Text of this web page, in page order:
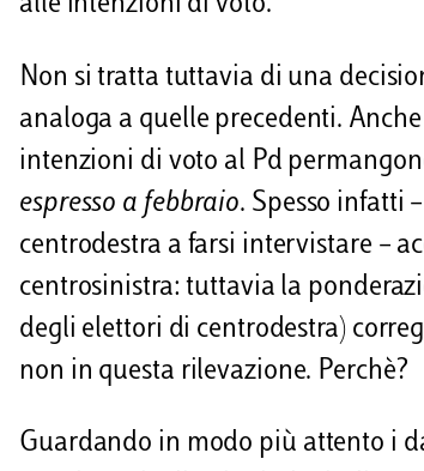
alle intenzioni di voto.
Non si tratta tuttavia di una
analoga a quelle precedenti.
intenzioni di voto al Pd
espresso a febbraio. Spesso infatti
centrodestra a farsi intervistare –
centrosinistra: tuttavia la
degli elettori di centrodestra)
non in questa rilevazione. Perchè?
Guardando in modo più attento i